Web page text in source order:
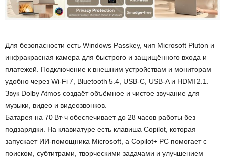
Для безопасности есть Windows Passkey, чип Microsoft Pluton и
инфракрасная камера для быстрого и защищённого входа и
платежей. Подключение к внешним устройствам и мониторам
удобно через Wi-Fi 7, Bluetooth 5.4, USB-C, USB-A и HDMI 2.1.
Звук Dolby Atmos создаёт объёмное и чистое звучание для
музыки, видео и видеозвонков.
Батарея на 70 Вт·ч обеспечивает до 28 часов работы без
подзарядки. На клавиатуре есть клавиша Copilot, которая
запускает ИИ-помощника Microsoft, а Copilot+ PC помогает с
поиском, субтитрами, творческими задачами и улучшением